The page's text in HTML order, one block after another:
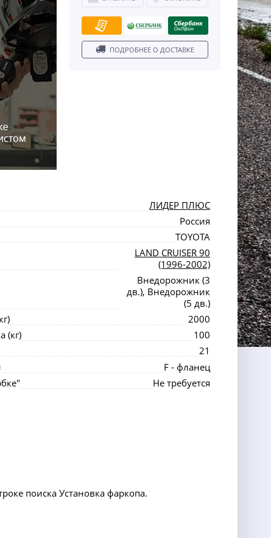
ПОДРОБНЕЕ О ДОСТАВКЕ
ЛИДЕР ПЛЮС
Россия
TOYOTA
LAND CRUISER 90
(1996-2002)
Внедорожник (3
дв.), Внедорожник
(5 дв.)
2000
(кг)
100
21
F - фланец
Не требуется
поиска Установка фаркопа.